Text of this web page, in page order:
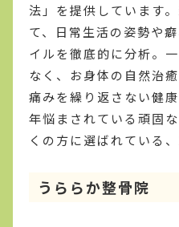
法」を提供しています
て、日常生活の姿勢や
イルを徹底的に分析。
なく、お身体の自然治
痛みを繰り返さない健
年悩まされている頑固
くの方に選ばれている
うららか整骨院